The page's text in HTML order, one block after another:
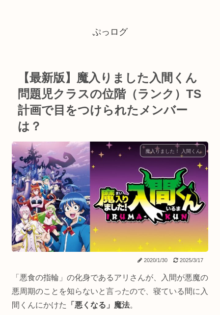
ぷっログ
【最新版】魔入りました入間くん
問題児クラスの位階（ランク）TS
計画で目をつけられたメンバー
は？
魔入りました！ 入間くん
2020/1/30 2025/3/17
「悪食の指輪」の化身であるアリさんが、入間が悪魔の
悪周期のことを知らないと言ったので、寝ている間に入
間くんにかけた
「悪くなる」魔法。